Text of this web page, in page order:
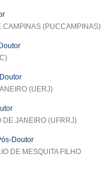
CAMPINAS (PUCCAMPINAS)
Doutor
(UERJ)
DE JANEIRO (UFRRJ)
Doutor
DE MESQUITA FILHO